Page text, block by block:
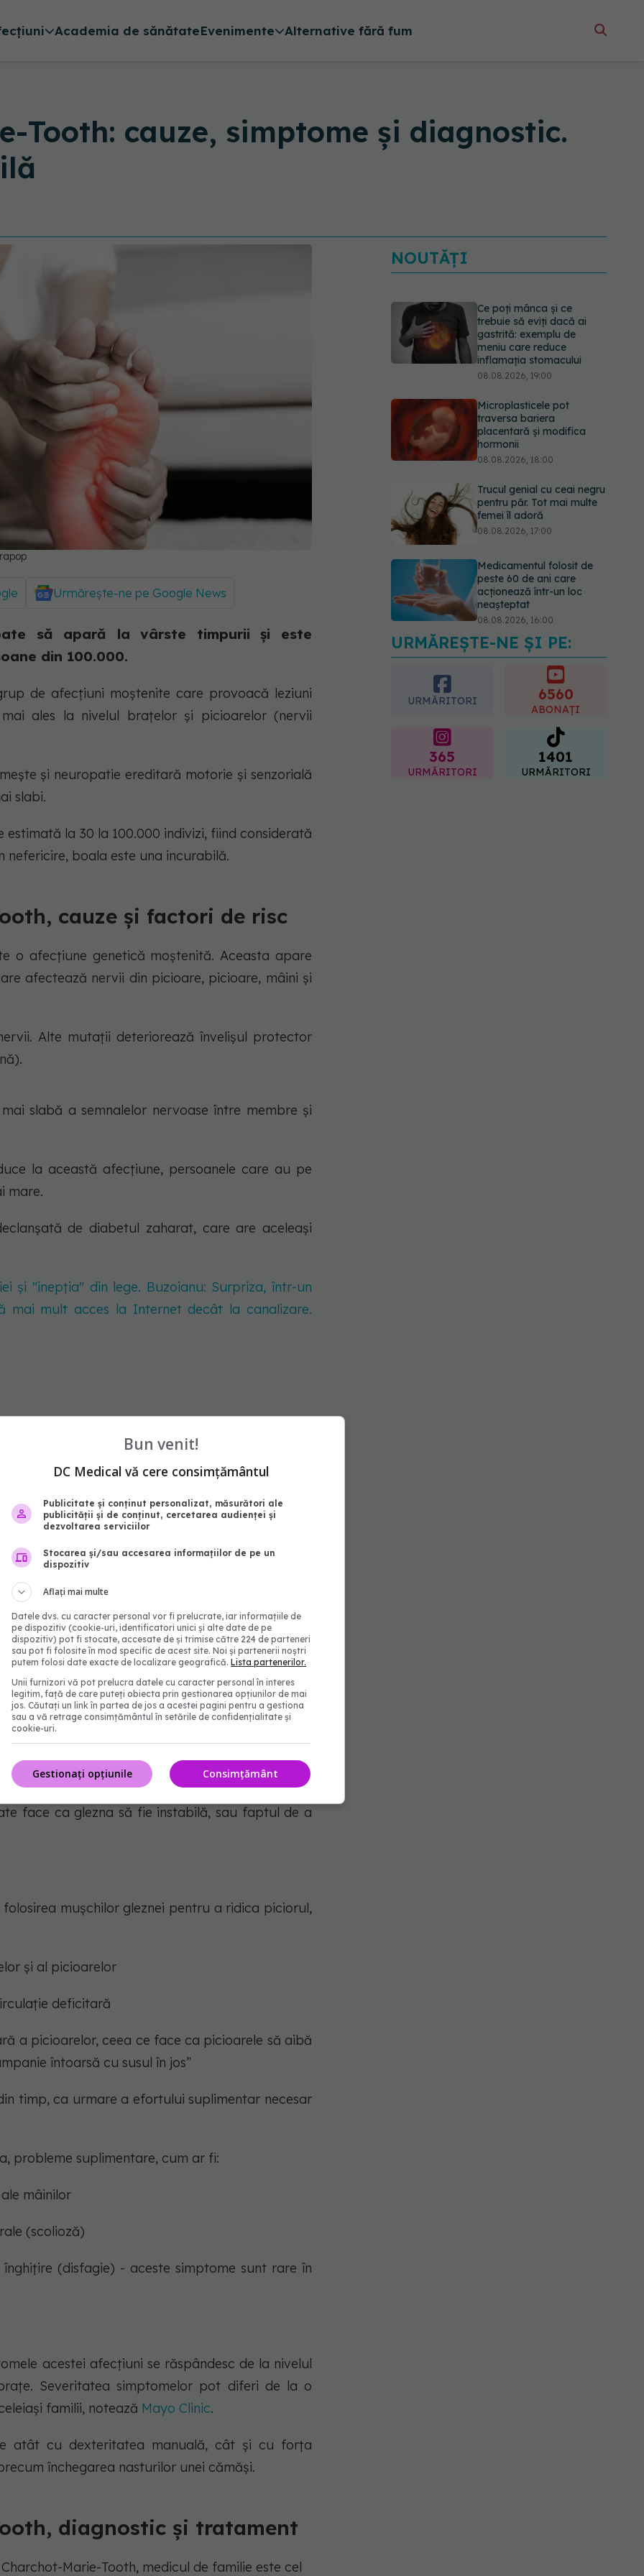
Academia de sănătateEvenimente Alternative fără fum
Tooth: cauze, simptome și diagnostic.
Urmărește-ne pe Google News
să apară la vârste timpurii și este
din 100.000.
de afecțiuni moștenite care provoacă leziuni
ales la nivelul brațelor și picioarelor (nervii
și neuropatie ereditară motorie și senzorială
slabi.
la 30 la 100.000 indivizi, fiind considerată
nefericire, boala este una incurabilă.
cauze și factori de risc
o afecțiune genetică moștenită. Aceasta apare
afectează nervii din picioare, picioare, mâini și
Alte mutații deteriorează învelișul protector
slabă a semnalelor nervoase între membre și
la această afecțiune, persoanele care au pe
mare.
de diabetul zaharat, care are aceleași
și "inepția" din lege. Buzoianu: Surpriza, într-un
mult acces la Internet decât la canalizare.
simptome
Marie-Tooth (CMT) se împart pe trei perioade,
când boala s-a agravat.
vârsta copilăriei timpurii, pot include:
și predispusă la accidente pentru vârsta lor
în a-și ridica picioarele de la sol
când își ridică picioarele, aratăNHS
între 5 și 15 ani, deși, uneori, acestea nu se
târziu.
CMT includ:
gleznelor și picioarelor la început
face ca glezna să fie instabilă, sau faptul de a
mușchilor gleznei pentru a ridica piciorul,
și al picioarelor
deficitară
a picioarelor, ceea ce face ca picioarele să aibă
întoarsă cu susul în jos”
timp, ca urmare a efortului suplimentar necesar
probleme suplimentare, cum ar fi:
mâinilor
(scolioză)
(disfagie) - aceste simptome sunt rare în
acestei afecțiuni se răspândesc de la nivelul
Severitatea simptomelor pot diferi de la o
familii, notează Mayo Clinic.
atât cu dexteritatea manuală, cât și cu forța
închegarea nasturilor unei cămăși.
diagnostic și tratament
Marie-Tooth, medicul de familie este cel
NOUTĂȚI
Ce poți mânca și ce
trebuie să eviți dacă ai
gastrită: exemplu de
meniu care reduce
inflamația stomacului
08.08.2026, 19:00
Microplasticele pot
traversa bariera
placentară și modifica
hormonii
08.08.2026, 18:00
Trucul genial cu ceai negru
pentru păr. Tot mai multe
femei îl adoră
08.08.2026, 17:00
Medicamentul folosit de
peste 60 de ani care
acționează într-un loc
neașteptat
08.08.2026, 16:00
Transpirații nocturne:
semnul ignorat care poate
ascunde probleme
serioase de sănătate
08.08.2026, 20:00
URMĂREȘTE-NE ȘI PE:
URMĂRITORI 6560
ABONAȚI
365
URMĂRITORI
1401
URMĂRITORI
Bun venit!
DC Medical vă cere consimțământul
Publicitate și conținut personalizat, măsurători ale
publicității și de conținut, cercetarea audienței și
dezvoltarea serviciilor
Stocarea și/sau accesarea informațiilor de pe un
dispozitiv
Aflați mai multe
Datele dvs. cu caracter personal vor fi prelucrate, iar informațiile de
pe dispozitiv (cookie-uri, identificatori unici și alte date de pe
dispozitiv) pot fi stocate, accesate de și trimise către 224 de parteneri
sau pot fi folosite în mod specific de acest site. Noi și partenerii noștri
putem folosi date exacte de localizare geografică. Lista partenerilor.
Unii furnizori vă pot prelucra datele cu caracter personal în interes
legitim, față de care puteți obiecta prin gestionarea opțiunilor de mai
jos. Căutați un link în partea de jos a acestei pagini pentru a gestiona
sau a vă retrage consimțământul în setările de confidențialitate și
cookie-uri.
Consimțământ
Gestionați opțiunile